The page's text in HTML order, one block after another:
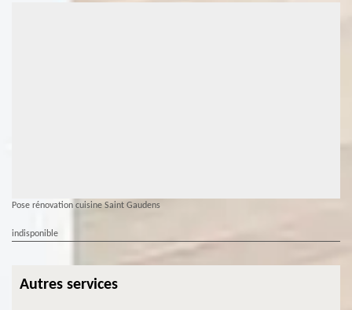
Pose rénovation cuisine Saint Gaudens
indisponible
Autres services